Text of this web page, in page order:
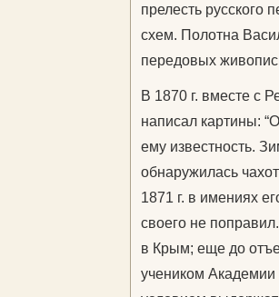
прелесть русского
схем. Полотна
передовых
В 1870 г. вместе с
написал картины:
ему известность.
обнаружилась
1871 г. в имениях
своего не
в Крым; еще до
учеником Академии